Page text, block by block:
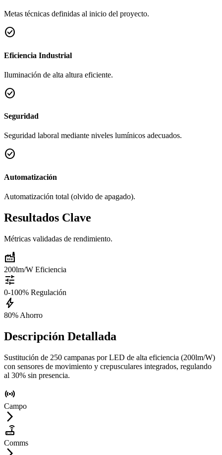
Metas técnicas definidas al inicio del proyecto.
check_circle
Eficiencia Industrial
Iluminación de alta altura eficiente.
check_circle
Seguridad
Seguridad laboral mediante niveles lumínicos adecuados.
check_circle
Automatización
Automatización total (olvido de apagado).
Resultados Clave
Métricas validadas de rendimiento.
factory
200lm/W Eficiencia
tune
0-100% Regulación
bolt
80% Ahorro
Descripción Detallada
Sustitución de 250 campanas por LED de alta eficiencia (200lm/W)
con sensores de movimiento y crepusculares integrados, regulando
al 30% sin presencia.
sensors
Campo
arrow_forward_ios
router
Comms